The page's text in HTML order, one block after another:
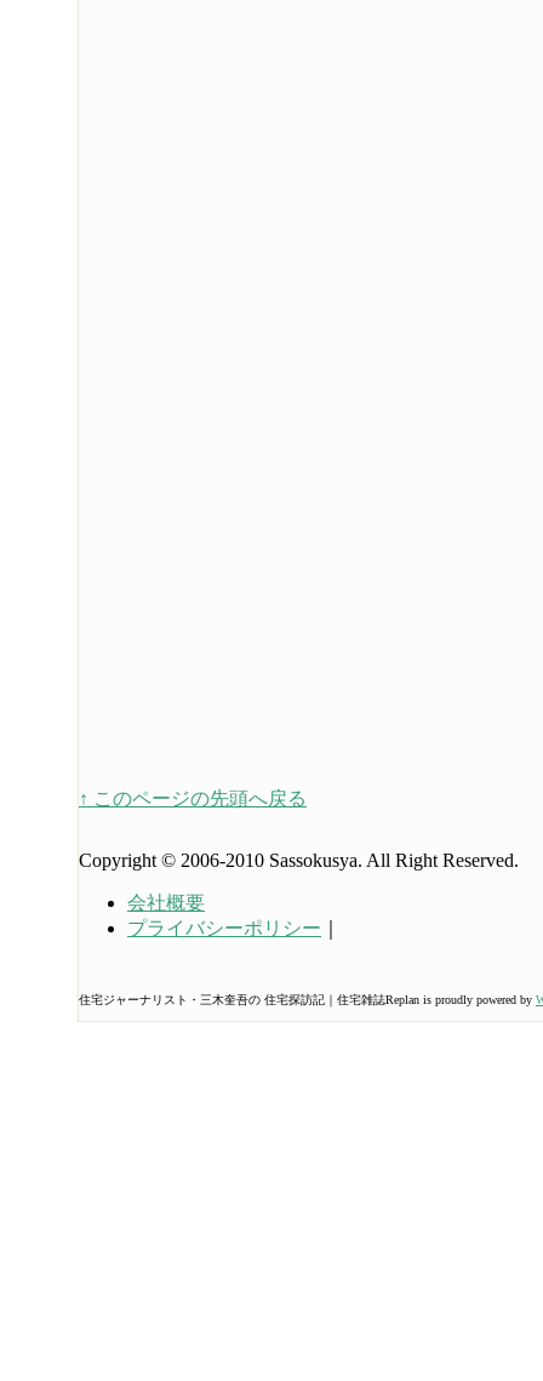
↑ このページの先頭へ戻る
Copyright © 2006-2010 Sassokusya. All Right Reserved.
会社概要
プライバシーポリシー
住宅ジャーナリスト・三木奎吾の 住宅探訪記｜住宅雑誌Replan is proudly powered by